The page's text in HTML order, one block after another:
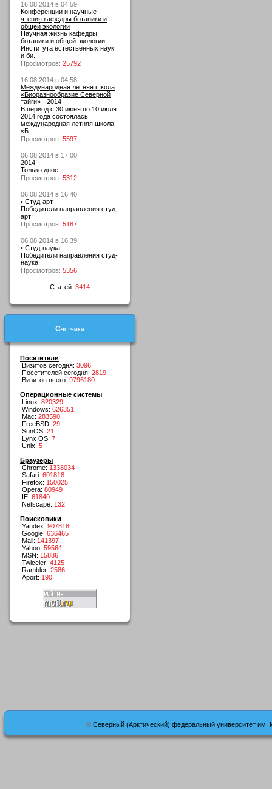
16.08.2014 в 04:59
Конференции и научные
чтения кафедры ботаники и
общей экологии
Научная жизнь кафедры
ботаники и общей экологии
Института естественных наук
и би...
Просмотров: 25792
16.08.2014 в 04:58
Международная летняя школа
«Биоразнообразие Северной
тайги» - 2014
В период с 30 июня по 10 июля
2014 года состоялась
международная летняя школа
«Б...
Просмотров: 5597
06.08.2014 в 17:00
2014
Только двое.
Просмотров: 5312
06.08.2014 в 16:40
• Студ-арт
Победители направления студ-
арт:
Просмотров: 5187
06.08.2014 в 16:39
• Студ-наука
Победители направления студ-
наука:
Просмотров: 5356
Статей: 3414
Счетчики
Посетители
Визитов сегодня: 3096
Посетителей сегодня: 2819
Визитов всего: 9796180
Операционные системы
Linux: 820329
Windows: 626351
Mac: 283590
FreeBSD: 29
SunOS: 21
Lynx OS: 7
Unix: 5
Браузеры
Chrome: 1338034
Safari: 601818
Firefox: 150025
Opera: 80949
IE: 61840
Netscape: 132
Поисковики
Yandex: 907818
Google: 636465
Mail: 141397
Yahoo: 59564
MSN: 15886
Twiceler: 4125
Rambler: 2586
Aport: 190
© Северный (Арктический) федеральный университет